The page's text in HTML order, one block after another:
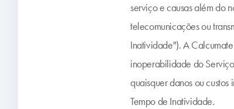
serviço e causas além do
telecomunicações ou
Inatividade"). A
inoperabilidade do
quaisquer danos ou
Tempo de Inatividade.